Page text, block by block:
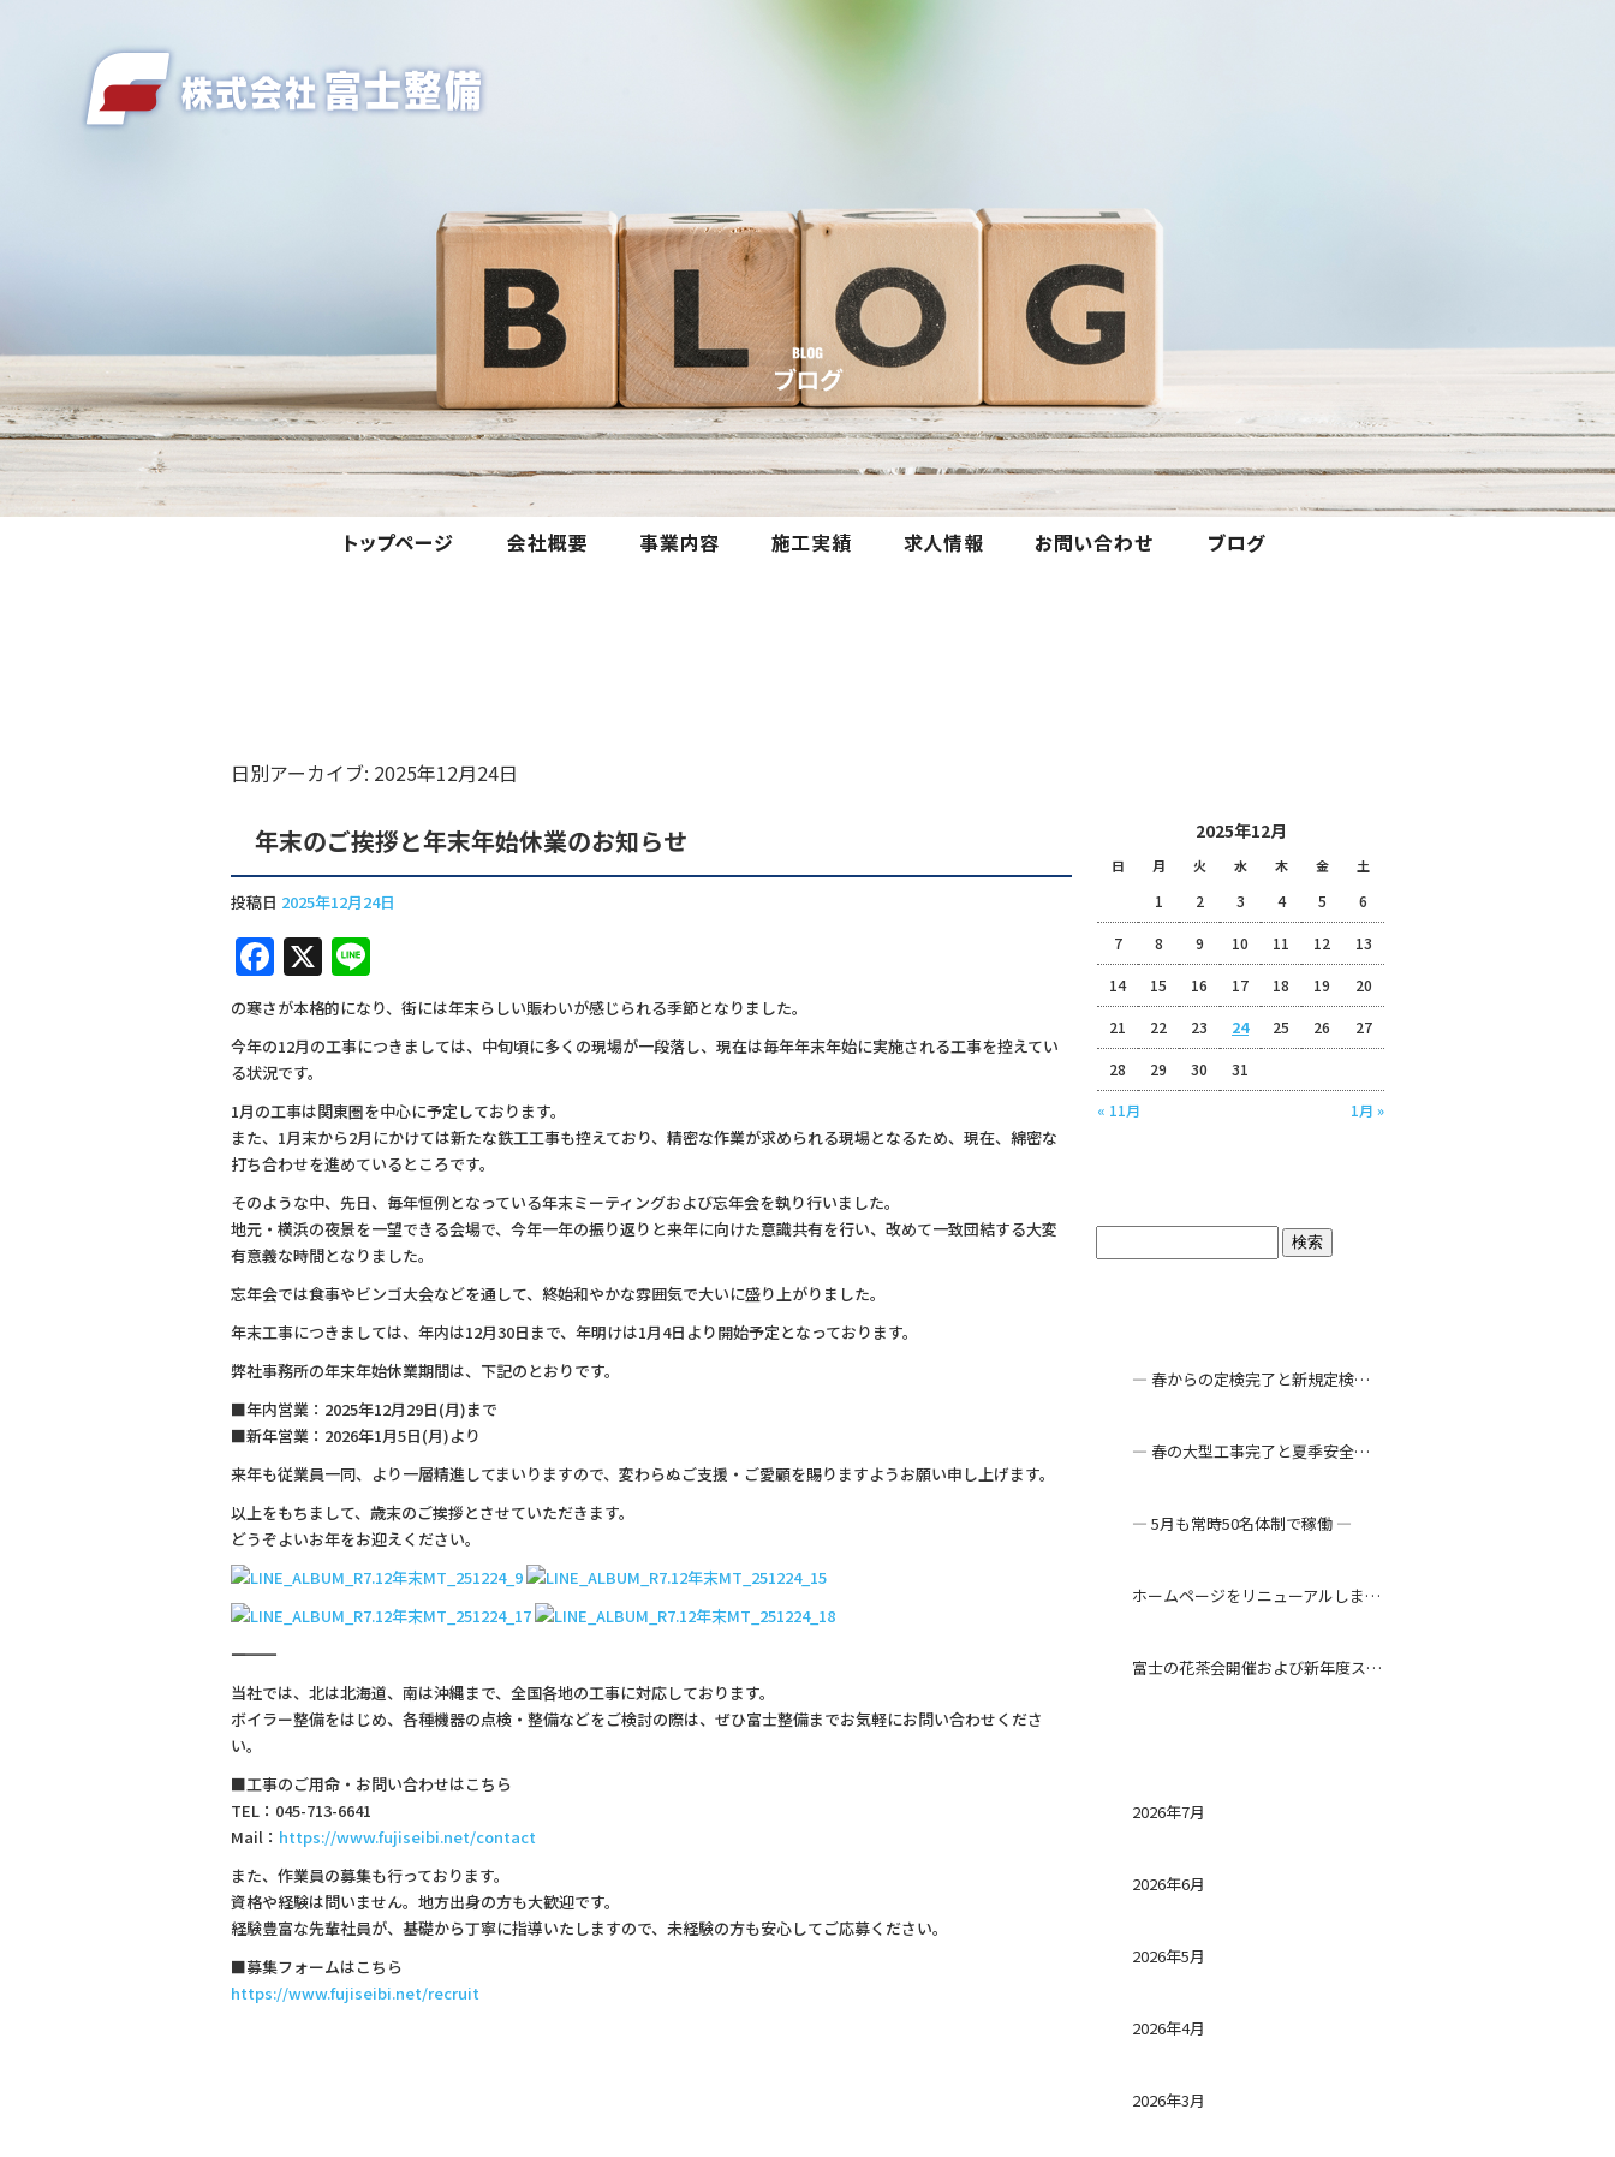
日別アーカイブ: 2025年12月24日
年末のご挨拶と年末年始休業のお知らせ
投稿日 2025年12月24日
F
a
c
e
b
o
o
k
X
n
e
の寒さが本格的になり、街には年末らしい賑わいが感じられる季節となりました。
今年の12月の工事につきましては、中旬頃に多くの現場が一段落し、現在は毎年年末年始に実施される工事を控えてい
る状況です。
1月の工事は関東圏を中心に予定しております。
また、1月末から2月にかけては新たな鉄工工事も控えており、精密な作業が求められる現場となるため、現在、綿密な
打ち合わせを進めているところです。
そのような中、先日、毎年恒例となっている年末ミーティングおよび忘年会を執り行いました。
地元・横浜の夜景を一望できる会場で、今年一年の振り返りと来年に向けた意識共有を行い、改めて一致団結する大変
有意義な時間となりました。
忘年会では食事やビンゴ大会などを通して、終始和やかな雰囲気で大いに盛り上がりました。
年末工事につきましては、年内は12月30日まで、年明けは1月4日より開始予定となっております。
弊社事務所の年末年始休業期間は、下記のとおりです。
■年内営業：2025年12月29日(月)まで
■新年営業：2026年1月5日(月)より
来年も従業員一同、より一層精進してまいりますので、変わらぬご支援・ご愛顧を賜りますようお願い申し上げます。
以上をもちまして、歳末のご挨拶とさせていただきます。
どうぞよいお年をお迎えください。
―――――――――――――
当社では、北は北海道、南は沖縄まで、全国各地の工事に対応しております。
ボイラー整備をはじめ、各種機器の点検・整備などをご検討の際は、ぜひ富士整備までお気軽にお問い合わせくださ
い。
■工事のご用命・お問い合わせはこちら
TEL：045-713-6641
Mail： https://www.fujiseibi.net/contact
また、作業員の募集も行っております。
資格や経験は問いません。地方出身の方も大歓迎です。
経験豊富な先輩社員が、基礎から丁寧に指導いたしますので、未経験の方も安心してご応募ください。
■募集フォームはこちら
https://www.fujiseibi.net/recruit
2025年12月
日 月 火 水 木 金 土
« 11月 1月 »
1 2 3 4 5 6
7 8 9 10 11 12 13
14 15 16 17 18 19 20
21 22 23 24 25 26 27
28 29 30 31
― 春からの定検完了と新規定検工事 ―
― 春の大型工事完了と夏季安全対策 ―
― 5月も常時50名体制で稼働 ―
ホームページをリニューアルしました
富士の花茶会開催および新年度スタート
2026年7月
2026年6月
2026年5月
2026年4月
2026年3月